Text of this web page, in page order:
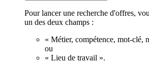
Pour lancer une recherche d'offres,
un des deux champs :
« Métier, compétence, mot-clé,
ou
« Lieu de travail ».